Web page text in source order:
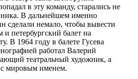
в эту команду, старались не
В дальнейшем именно
сделали немало, чтобы вывести
петербургский балет на
В 1964 году в балете Гусева
работал Валерий
театральный художник, а
с мировым именем.